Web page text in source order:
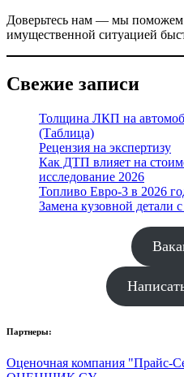
Доверьтесь нам — мы поможем
имущественной ситуацией
Свежие записи
Толщина ЛКП на
(Таблица)
Рецензия на экспертизу
Как ДТП влияет на
исследование 2026
Топливо Евро-3 в 2026
Замена кузовной детали
Партнеры:
Оценочная компания "Прайс-